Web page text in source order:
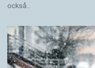
också…